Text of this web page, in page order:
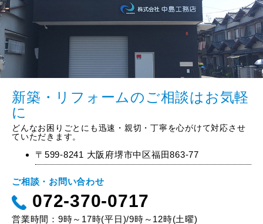
新築・リフォームのご相談はお気軽
に
どんなお困りごとにも迅速・親切・丁寧を心がけて対応させ
ていただきます。
〒599-8241 大阪府堺市中区福田863-77
ご相談・お問い合わせ
072-370-0717
営業時間：9時～17時(平日)/9時～12時(土曜)